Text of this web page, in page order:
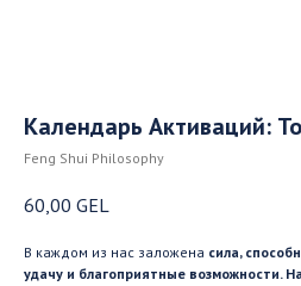
Календарь Активаций:
Feng Shui Philosophy
60,00 GEL
В каждом из нас заложена сила,
удачу и благоприятные возможности.